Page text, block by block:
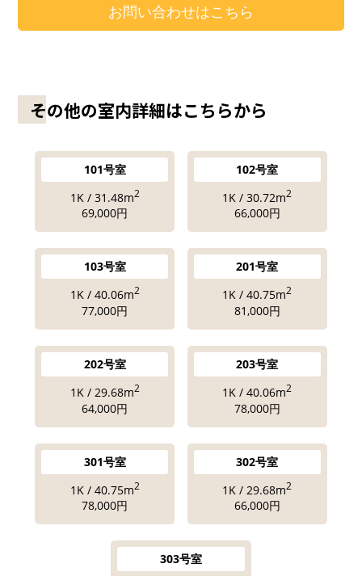
お問い合わせはこちら
その他の室内詳細はこちらから
101号室
1K / 31.48m2
69,000円
102号室
1K / 30.72m2
66,000円
103号室
1K / 40.06m2
77,000円
201号室
1K / 40.75m2
81,000円
202号室
1K / 29.68m2
64,000円
203号室
1K / 40.06m2
78,000円
301号室
1K / 40.75m2
78,000円
302号室
1K / 29.68m2
66,000円
303号室